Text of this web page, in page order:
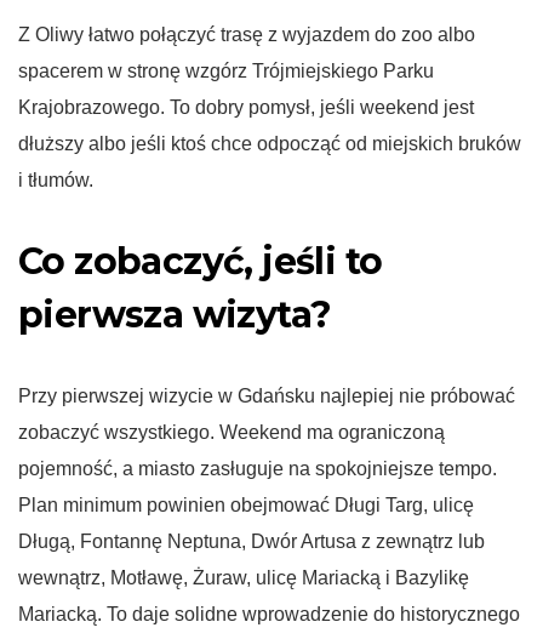
Z Oliwy łatwo połączyć trasę z wyjazdem do zoo albo
spacerem w stronę wzgórz Trójmiejskiego Parku
Krajobrazowego. To dobry pomysł, jeśli weekend jest
dłuższy albo jeśli ktoś chce odpocząć od miejskich bruków
i tłumów.
Co zobaczyć, jeśli to
pierwsza wizyta?
Przy pierwszej wizycie w Gdańsku najlepiej nie próbować
zobaczyć wszystkiego. Weekend ma ograniczoną
pojemność, a miasto zasługuje na spokojniejsze tempo.
Plan minimum powinien obejmować Długi Targ, ulicę
Długą, Fontannę Neptuna, Dwór Artusa z zewnątrz lub
wewnątrz, Motławę, Żuraw, ulicę Mariacką i Bazylikę
Mariacką. To daje solidne wprowadzenie do historycznego